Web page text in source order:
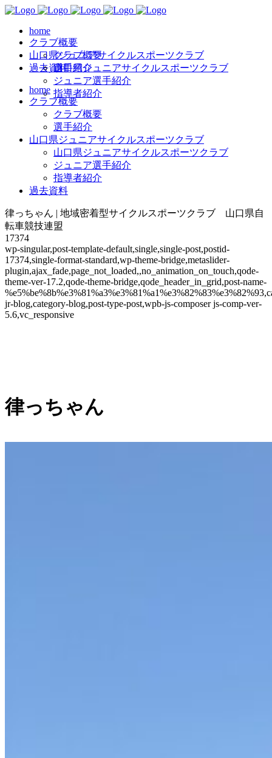
home
クラブ概要
クラブ概要
選手紹介
山口県ジュニアサイクルスポーツクラブ
山口県ジュニアサイクルスポーツクラブ
ジュニア選手紹介
指導者紹介
過去資料
home
クラブ概要
クラブ概要
選手紹介
山口県ジュニアサイクルスポーツクラブ
山口県ジュニアサイクルスポーツクラブ
ジュニア選手紹介
指導者紹介
過去資料
律っちゃん | 地域密着型サイクルスポーツクラブ 山口県自
転車競技連盟
17374
wp-singular,post-template-default,single,single-post,postid-
17374,single-format-standard,wp-theme-bridge,metaslider-
plugin,ajax_fade,page_not_loaded,,no_animation_on_touch,qode-
theme-ver-17.2,qode-theme-bridge,qode_header_in_grid,post-name-
jr-blog,category-blog,post-type-post,wpb-js-composer js-comp-ver-
5.6,vc_responsive
律っちゃん